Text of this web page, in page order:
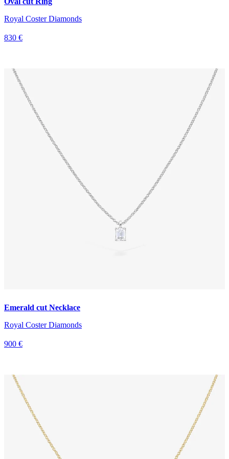
Royal Coster Diamonds
830 €
Emerald cut Necklace
Royal Coster Diamonds
900 €